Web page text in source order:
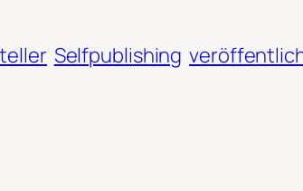
Selfpublishing